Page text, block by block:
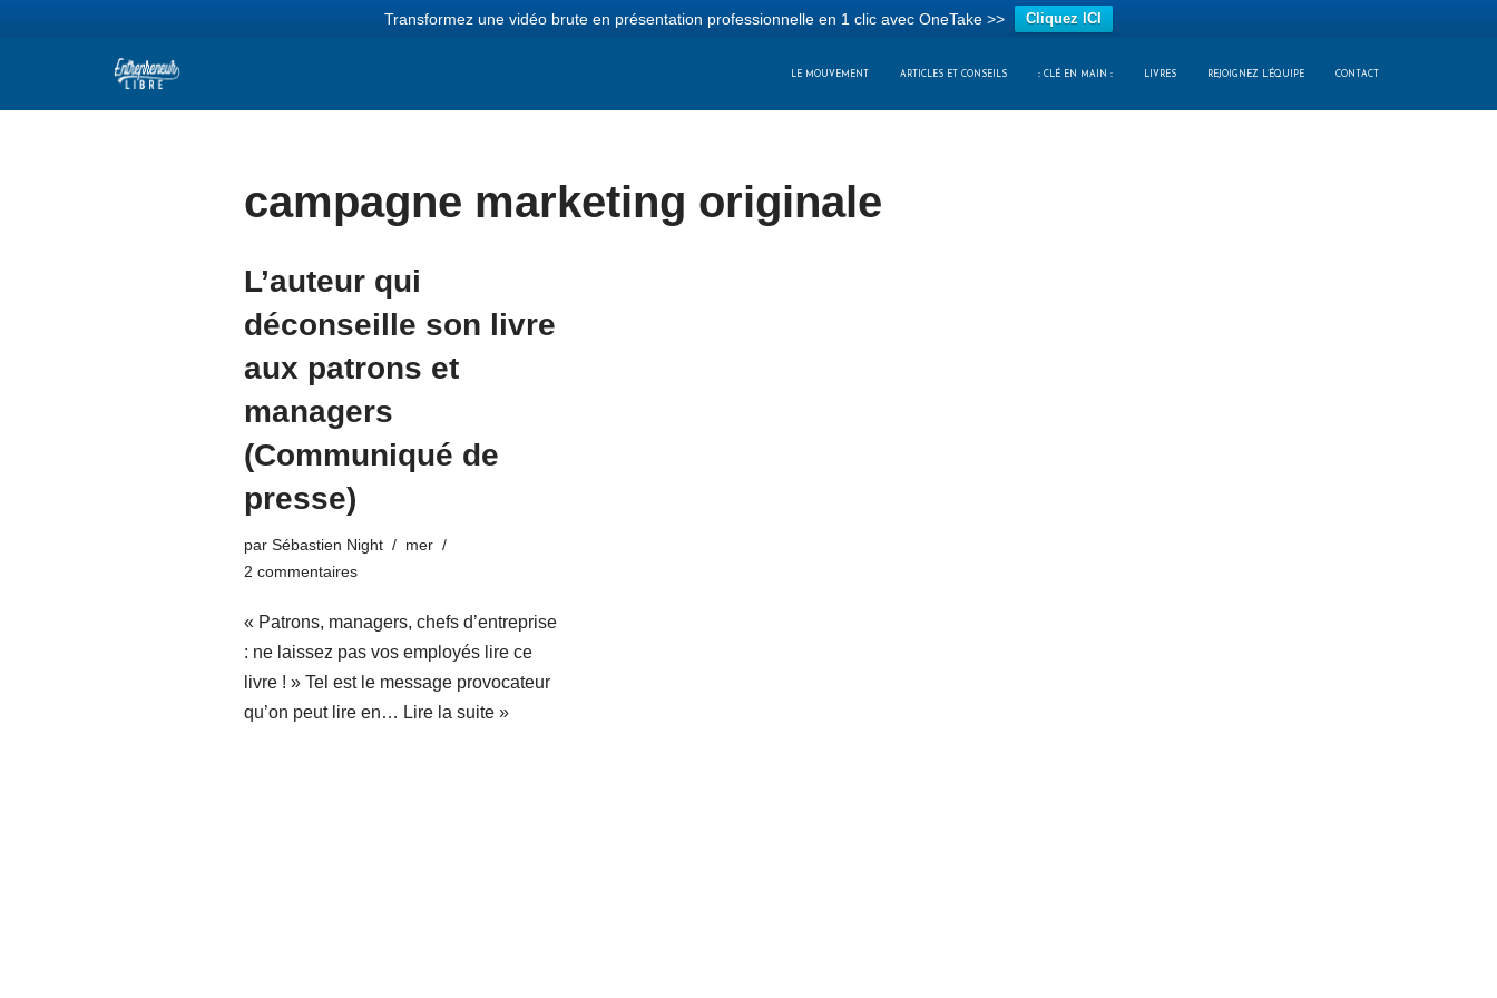
Transformez une vidéo brute en présentation professionnelle en 1 clic avec OneTake >> Cliquez ICI
LE MOUVEMENT ARTICLES ET CONSEILS :: CLÉ EN MAIN :: LIVRES REJOIGNEZ L’ÉQUIPE CONTACT
campagne marketing originale
L’auteur qui
déconseille son livre
aux patrons et
managers
(Communiqué de
presse)
par Sébastien Night
mer
2 commentaires
« Patrons, managers, chefs d’entreprise
: ne laissez pas vos employés lire ce
livre ! » Tel est le message provocateur
qu’on peut lire en… Lire la suite »